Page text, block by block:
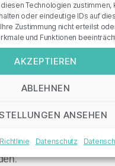
Technologien zustimmen,
oder eindeutige IDs auf
Zustimmung nicht erteilst
und Funktionen
AKZEPTIEREN
ABLEHNEN
ANSEHEN
Datenschutz
Laubegast“.
Orfeo“,
widmet.
des Chores
seit 2013. Im
auf dem Gebiet der
des Friedrich
von-Weber-Chor